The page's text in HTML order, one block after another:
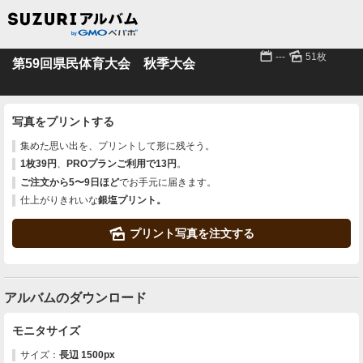
第59回県民体育大会 秋季大会 📅 --- 🌄 51枚
写真をプリントする
集めた思い出を、プリントして形に残そう。
1枚39円 、 PROプランご利用で13円 。
ご注文から5〜9日ほどでお手元に届きます。
仕上がりきれいな銀塩プリント。
🌄 プリント写真を注文する
アルバムのダウンロード
モニタサイズ
サイズ： 長辺 1500px